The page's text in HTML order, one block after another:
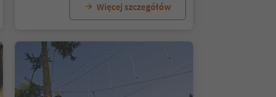
Więcej szczegółów